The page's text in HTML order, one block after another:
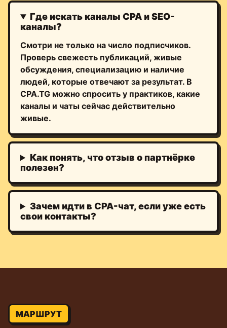
Где искать каналы CPA и SEO-
каналы?
Смотри не только на число подписчиков.
Проверь свежесть публикаций, живые
обсуждения, специализацию и наличие
людей, которые отвечают за результат. В
CPA.TG можно спросить у практиков, какие
каналы и чаты сейчас действительно
живые.
Как понять, что отзыв о партнёрке
полезен?
Зачем идти в CPA-чат, если уже есть
свои контакты?
МАРШРУТ